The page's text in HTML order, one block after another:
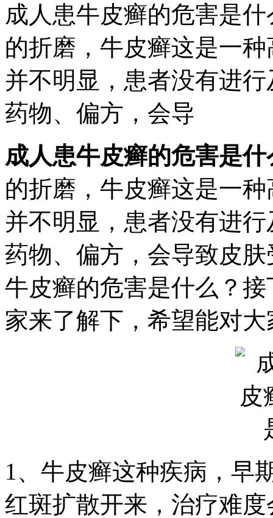
成人患牛皮癣的危害是
的折磨，牛皮癣这是一
并不明显，患者没有进
药物、偏方，会导
成人患牛皮癣的危害是什
的折磨，牛皮癣这是一
并不明显，患者没有进
药物、偏方，会导致皮
牛皮癣的危害是什么？接
家来了解下，希望能对
1、牛皮癣这种疾病，早
红斑扩散开来，治疗难